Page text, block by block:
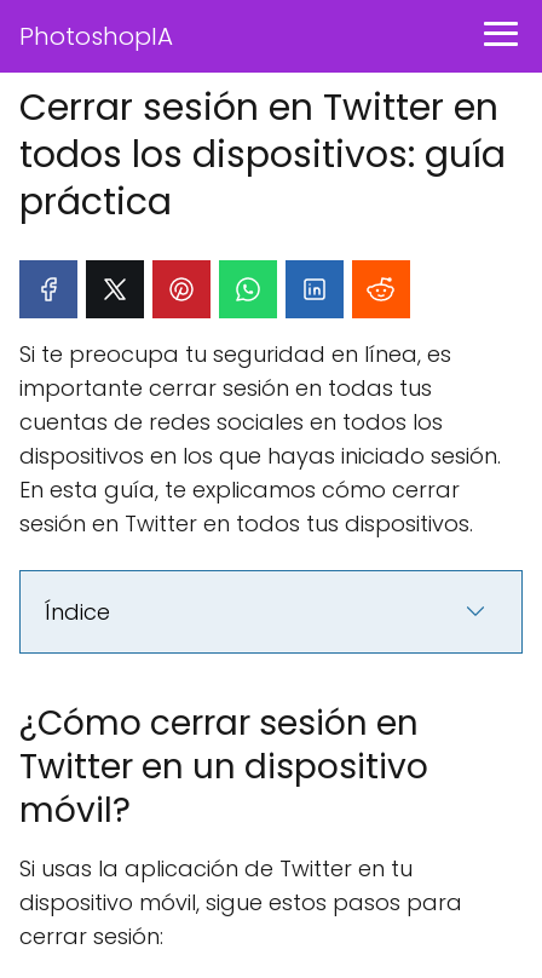
PhotoshopIA
Cerrar sesión en Twitter en
todos los dispositivos: guía
práctica
Si te preocupa tu seguridad en línea, es
importante cerrar sesión en todas tus
cuentas de redes sociales en todos los
dispositivos en los que hayas iniciado sesión.
En esta guía, te explicamos cómo cerrar
sesión en Twitter en todos tus dispositivos.
Índice
¿Cómo cerrar sesión en
Twitter en un dispositivo
móvil?
Si usas la aplicación de Twitter en tu
dispositivo móvil, sigue estos pasos para
cerrar sesión: